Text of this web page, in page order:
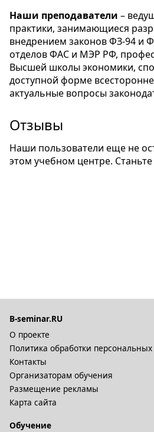
Наши преподаватели –
практики, занимающиеся
внедрением законов ФЗ-94 и
отделов ФАС и МЭР РФ,
Высшей школы экономики,
доступной форме
актуальные вопросы
Отзывы
Наши пользователи еще не
этом учебном центре.
B-seminar.RU
О проекте
Политика обработки
Контакты
Организаторам обучения
Размещение рекламы
Карта сайта
Обучение